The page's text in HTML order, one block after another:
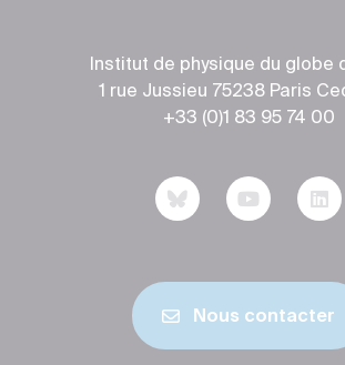
Institut de physique du globe
1 rue Jussieu 75238 Paris
+33 (0)1 83 95 74 00
Nous contacter